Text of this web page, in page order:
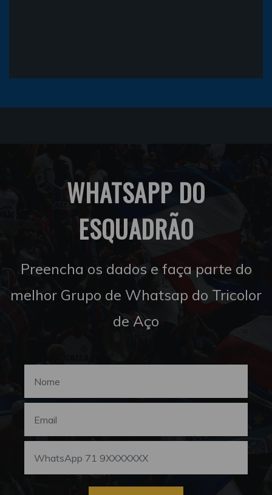
WHATSAPP DO
ESQUADRÃO
Preencha os dados e faça parte do
melhor Grupo de Whatsap do Tricolor
de Aço